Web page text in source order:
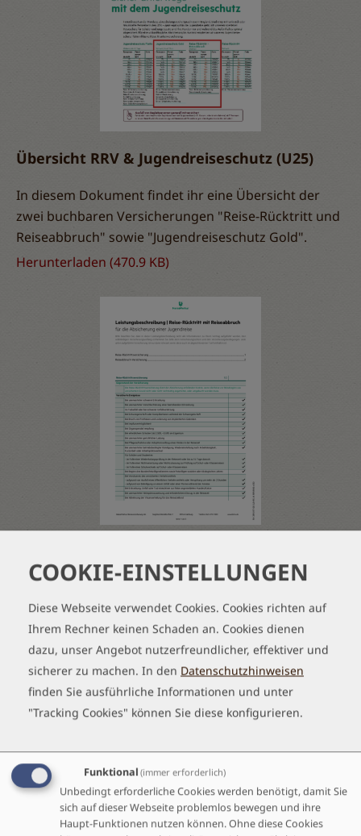
Übersicht RRV & Jugendreiseschutz (U25)
In diesem Dokument findet ihr eine Übersicht der
zwei buchbaren Versicherungen "Reise-Rücktritt und
Reiseabbruch" sowie "Jugendreiseschutz Gold".
Herunterladen (470.9 KB)
Jugendreiseschutz Gold (U25)
Dieses Dokument zeigt die Leistungen der beiden
buchbaren Versicherungen "Reise-Rücktritt und
Reiseabbruch" sowie "Jugendreiseschutz Gold".
Herunterladen(319.91 KB)
REISEVERSICHERUNGEN FÜR PERSONEN ÜBER 25
JAHREN
Für Personen über 25 Jahren bieten wir eine
handlerCOOKIE-EINSTELLUNGEN
Diese Webseite verwendet Cookies. Cookies richten auf
Ihrem Rechner keinen Schaden an. Cookies dienen
dazu, unser Angebot nutzerfreundlicher, effektiver und
sicherer zu machen. In den Datenschutzhinweisen
finden Sie ausführliche Informationen und unter
"Tracking Cookies" können Sie diese konfigurieren.
Funktional (immer erforderlich)
Unbedingt erforderliche Cookies werden benötigt, damit Sie
sich auf dieser Webseite problemlos bewegen und ihre
Haupt-Funktionen nutzen können. Ohne diese Cookies